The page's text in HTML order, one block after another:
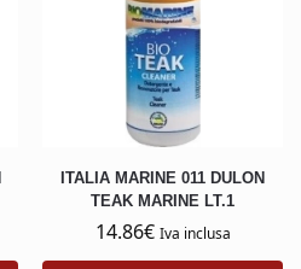
ITALIA MARINE 011 DULON
TEAK MARINE LT.1
14.86€ Iva inclusa